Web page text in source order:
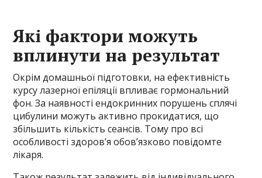
Які фактори можуть
вплинути на результат
Окрім домашньої підготовки, на ефективність
курсу лазерної епіляції впливає гормональний
фон. За наявності ендокринних порушень сплячі
цибулини можуть активно прокидатися, що
збільшить кількість сеансів. Тому про всі
особливості здоров’я обов’язково повідомте
лікаря.